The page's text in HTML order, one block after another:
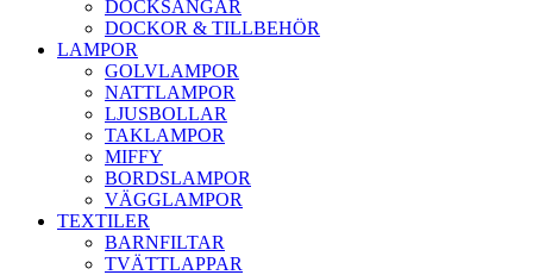
DOCKSÄNGAR
DOCKOR & TILLBEHÖR
LAMPOR
GOLVLAMPOR
NATTLAMPOR
LJUSBOLLAR
TAKLAMPOR
MIFFY
BORDSLAMPOR
VÄGGLAMPOR
TEXTILER
BARNFILTAR
TVÄTTLAPPAR